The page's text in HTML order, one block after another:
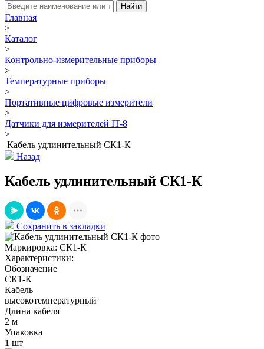
Найти
Главная
>
Каталог
>
Контрольно-измерительные приборы
>
Температурные приборы
>
Портативные цифровые измерители
>
Датчики для измерителей IT-8
>
Кабель удлинительный СК1-К
Назад
Кабель удлинительный СК1-К
Сохранить в закладки
Маркировка: СК1-К
Характеристики:
Обозначение
СК1-К
Кабель
высокотемпературный
Длина кабеля
2 м
Упаковка
1 шт